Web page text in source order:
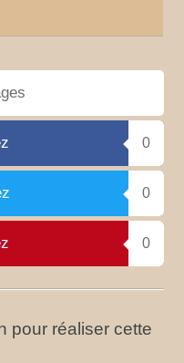
0
0
0
pour réaliser cette